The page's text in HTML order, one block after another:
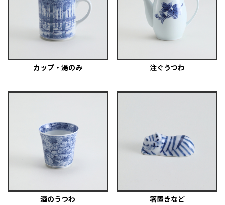
カップ・湯のみ 注ぐうつわ
酒のうつわ 箸置きなど